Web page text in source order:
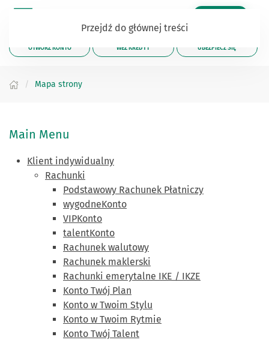
Przejdź do głównej treści
OTWÓRZ KONTO WEŹ KREDYT UBEZPIECZ SIĘ
Mapa strony
Main Menu
Klient indywidualny
Rachunki
Podstawowy Rachunek Płatniczy
wygodneKonto
VIPKonto
talentKonto
Rachunek walutowy
Rachunek maklerski
Rachunki emerytalne IKE / IKZE
Konto Twój Plan
Konto w Twoim Stylu
Konto w Twoim Rytmie
Konto Twój Talent